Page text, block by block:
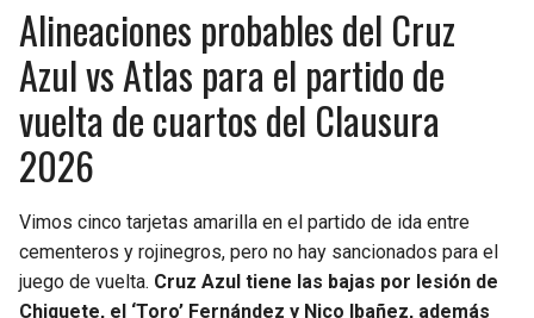
Alineaciones probables del Cruz
Azul vs Atlas para el partido de
vuelta de cuartos del Clausura
2026
Vimos cinco tarjetas amarilla en el partido de ida entre
cementeros y rojinegros, pero no hay sancionados para el
juego de vuelta. Cruz Azul tiene las bajas por lesión de
Chiquete, el ‘Toro’ Fernández y Nico Ibañez, además